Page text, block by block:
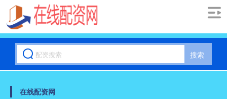
搜索
在线配资网